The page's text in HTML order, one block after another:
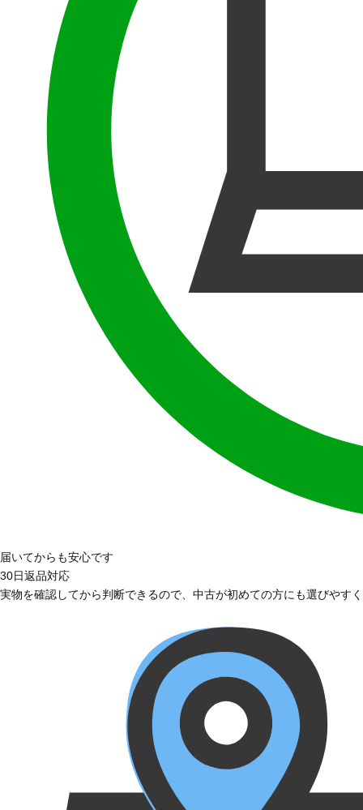
届いてからも安心です
30日返品対応
実物を確認してから判断できるので、中古が初めての方にも選びやす